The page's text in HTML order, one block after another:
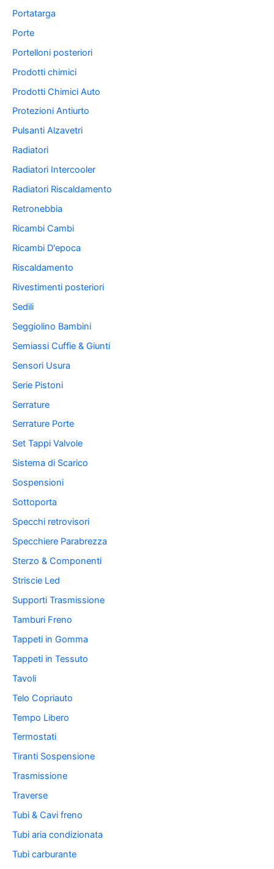
Portatarga
Porte
Portelloni posteriori
Prodotti chimici
Prodotti Chimici Auto
Protezioni Antiurto
Pulsanti Alzavetri
Radiatori
Radiatori Intercooler
Radiatori Riscaldamento
Retronebbia
Ricambi Cambi
Ricambi D'epoca
Riscaldamento
Rivestimenti posteriori
Sedili
Seggiolino Bambini
Semiassi Cuffie & Giunti
Sensori Usura
Serie Pistoni
Serrature
Serrature Porte
Set Tappi Valvole
Sistema di Scarico
Sospensioni
Sottoporta
Specchi retrovisori
Specchiere Parabrezza
Sterzo & Componenti
Striscie Led
Supporti Trasmissione
Tamburi Freno
Tappeti in Gomma
Tappeti in Tessuto
Tavoli
Telo Copriauto
Tempo Libero
Termostati
Tiranti Sospensione
Trasmissione
Traverse
Tubi & Cavi freno
Tubi aria condizionata
Tubi carburante